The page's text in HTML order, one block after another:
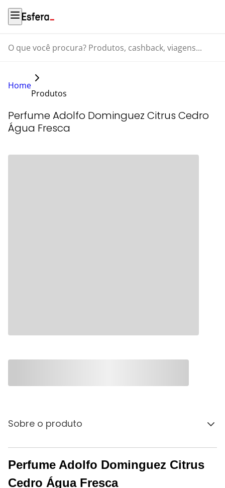
O que você procura? Produtos, cashback, viagens...
Home
Produtos
Perfume Adolfo Dominguez Citrus Cedro
Água Fresca
Sobre o produto
Perfume Adolfo Dominguez Citrus
Cedro Água Fresca